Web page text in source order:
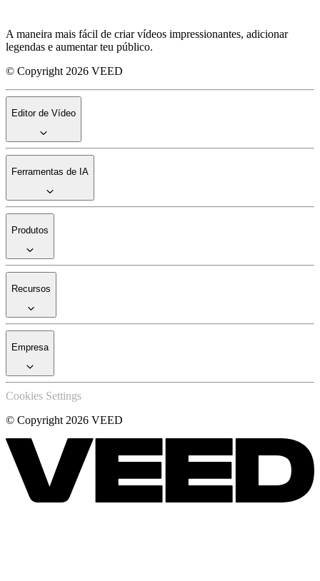
A maneira mais fácil de criar vídeos impressionantes, adicionar
legendas e aumentar teu público.
© Copyright 2026 VEED
Editor de Vídeo
Ferramentas de IA
Produtos
Recursos
Empresa
Cookies Settings
© Copyright 2026 VEED